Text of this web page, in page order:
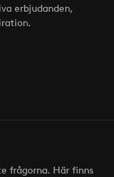
erbjudanden,
frågorna. Här finns